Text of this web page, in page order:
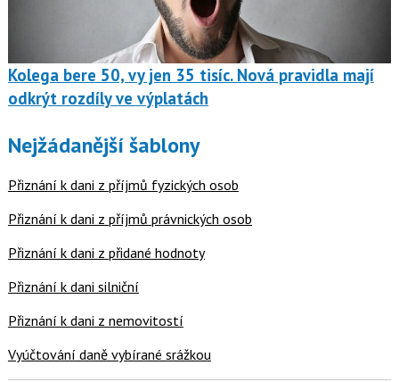
Kolega bere 50, vy jen 35 tisíc. Nová pravidla mají
odkrýt rozdíly ve výplatách
Nejžádanější šablony
Přiznání k dani z příjmů fyzických osob
Přiznání k dani z příjmů právnických osob
Přiznání k dani z přidané hodnoty
Přiznání k dani silniční
Přiznání k dani z nemovitostí
Vyúčtování daně vybírané srážkou